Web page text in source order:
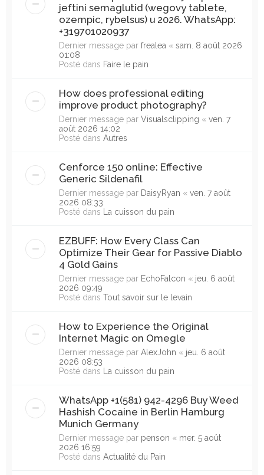
jeftini semaglutid (wegovy tablete,
ozempic, rybelsus) u 2026. WhatsApp:
+319701020937
Dernier message par frealea « sam. 8 août 2026
01:08
Posté dans Faire le pain
How does professional editing
improve product photography?
Dernier message par Visualsclipping « ven. 7
août 2026 14:02
Posté dans Autres
Cenforce 150 online: Effective
Generic Sildenafil
Dernier message par DaisyRyan « ven. 7 août
2026 08:33
Posté dans La cuisson du pain
EZBUFF: How Every Class Can
Optimize Their Gear for Passive Diablo
4 Gold Gains
Dernier message par EchoFalcon « jeu. 6 août
2026 09:49
Posté dans Tout savoir sur le levain
How to Experience the Original
Internet Magic on Omegle
Dernier message par AlexJohn « jeu. 6 août
2026 08:53
Posté dans La cuisson du pain
WhatsApp +1(581) 942-4296 Buy Weed
Hashish Cocaine in Berlin Hamburg
Munich Germany
Dernier message par penson « mer. 5 août
2026 16:59
Posté dans Actualité du Pain